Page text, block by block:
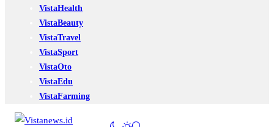
VistaHealth
VistaBeauty
VistaTravel
VistaSport
VistaOto
VistaEdu
VistaFarming